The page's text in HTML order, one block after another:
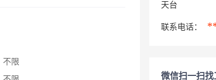
不限
天台
联系电话：
微信扫一扫找